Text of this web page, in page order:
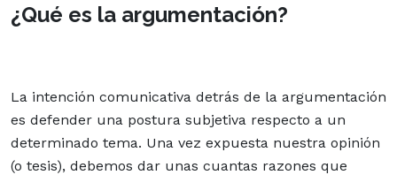
¿Qué es la argumentación?
La intención comunicativa detrás de la argumentación
es defender una postura subjetiva respecto a un
determinado tema. Una vez expuesta nuestra opinión
(o tesis), debemos dar unas cuantas razones que